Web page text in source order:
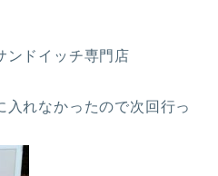
ンドイッチ専門店
れなかったので次回行っ